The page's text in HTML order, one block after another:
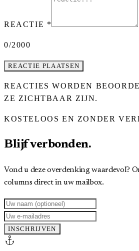
REACTIE *
0/2000
REACTIE PLAATSEN
REACTIES WORDEN
ZE ZICHTBAAR ZIJN.
KOSTELOOS EN ZONDER
Blijf verbonden.
Vond u deze overdenking waardevol?
columns direct in uw mailbox.
INSCHRIJVEN
anchor